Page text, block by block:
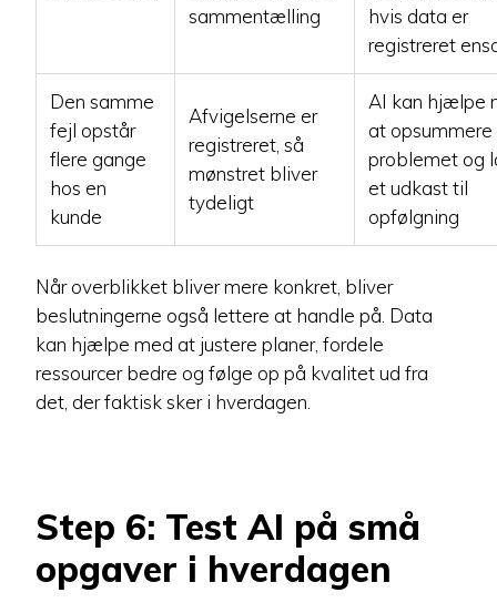
sammentælling
hvis data er
registreret
Den samme
fejl opstår
flere gange
hos en
kunde
Afvigelserne er
registreret, så
mønstret bliver
tydeligt
AI kan hjælpe
at opsummere
problemet og
et udkast til
opfølgning
Når overblikket bliver mere konkret, bliver
beslutningerne også lettere at handle på. Data
kan hjælpe med at justere planer, fordele
ressourcer bedre og følge op på kvalitet ud fra
det, der faktisk sker i hverdagen.
Step 6: Test AI på små
opgaver i hverdagen